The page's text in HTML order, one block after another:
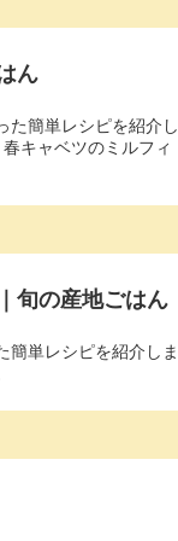
ん
た簡単レシピを紹介し
キャベツのミルフィ
旬の産地ごはん
簡単レシピを紹介しま